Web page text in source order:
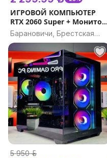
ИГРОВОЙ КОМПЬЮТЕР
RTX 2060 Super + Монитор
24'' IPS Гарантия на
игровой компьютер
Барановичи, Брестская
область
5 950 р.